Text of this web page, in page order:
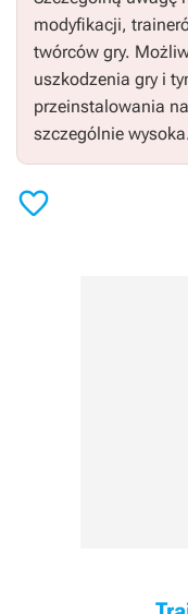
modyfikacji,
twórców gry.
uszkodzenia gry i
przeinstalowania
szczególnie
